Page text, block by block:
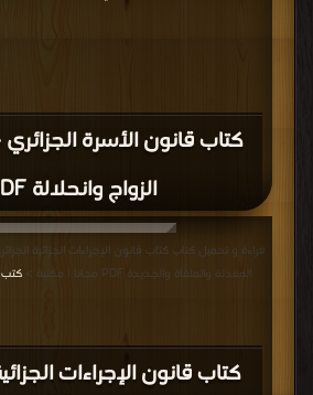
كتاب قانون الأسرة
الزواج وانحلالة PDF
كتاب قانون الإجراءات
قراءة و تحميل كتاب كتاب قانون الإجراءات الجزائية
المعدلة والملغاة والجديدة PDF مجانا | مكتبة >